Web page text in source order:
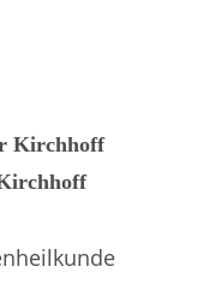
Kirchhoff